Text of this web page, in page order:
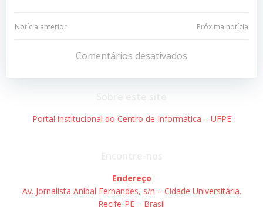
Navegação
Post
Notícia anterior
Navegação
de
Post
Próxima notícia
Comentários desativados
Portal institucional do Centro de Informática – UFPE
Endereço
Av. Jornalista Aníbal Fernandes, s/n – Cidade Universitária.
Recife-PE – Brasil